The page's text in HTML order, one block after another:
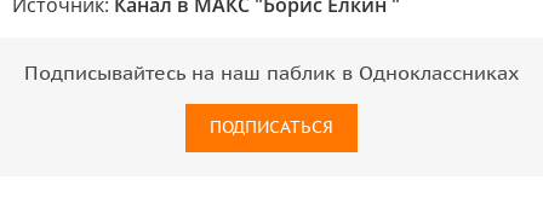
Подписывайтесь на наш паблик в Одноклассниках
ПОДПИСАТЬСЯ